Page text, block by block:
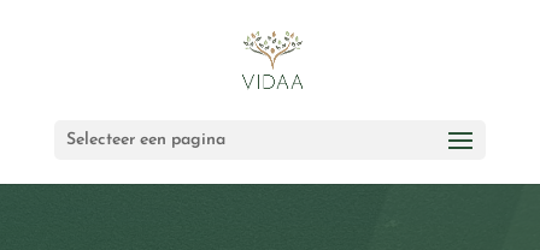
Selecteer een pagina